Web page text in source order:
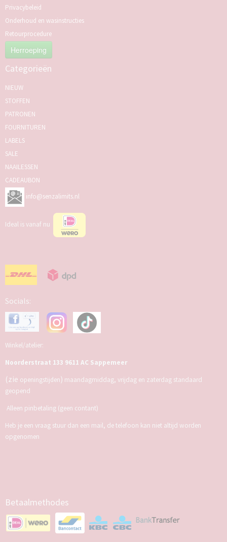
Privacybeleid
Onderhoud en wasinstructies
Retourprocedure
Herroeping
Categorieën
NIEUW
STOFFEN
PATRONEN
FOURNITUREN
LABELS
SALE
NAAILESSEN
CADEAUBON
info@senzalimits.nl
Ideal is vanaf nu
Socials:
Winkel/atelier:
Noorderstraat 133 9611 AC Sappemeer
(zie openingstijden) maandagmiddag, vrijdag en zaterdag standaard
geopend
Alleen pinbetaling (geen contant)
Heb je een vraag stuur dan een mail, de telefoon kan niet altijd worden
opgenomen
Betaalmethodes